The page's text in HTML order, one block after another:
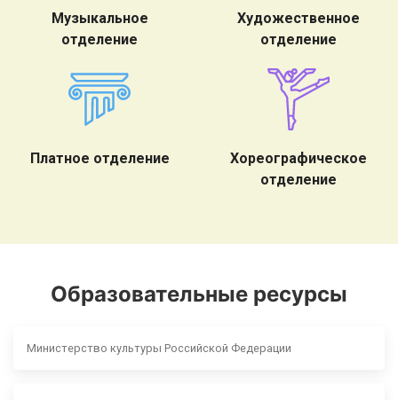
Музыкальное
отделение
Художественное
отделение
Платное отделение
Хореографическое
отделение
Образовательные ресурсы
Министерство культуры Российской Федерации